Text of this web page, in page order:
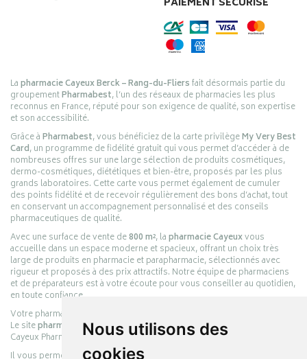
Nous utilisons des
cookies
Lapharmacie Cayeux Berck – Rang-du-Fliersfait désormais partie du
groupementPharmabest, l’un des réseaux de pharmacies les plus
reconnus en France, réputé pour son exigence de qualité, son expertise
et son accessibilité.
Grâce àPharmabest, vous bénéficiez de la carte privilègeMy Very Best
Card, un programme de fidélité gratuit qui vous permet d’accéder à de
nombreuses offres sur une large sélection de produits cosmétiques,
dermo-cosmétiques, diététiques et bien-être, proposés par les plus
grands laboratoires. Cette carte vous permet également de cumuler
des points fidélité et de recevoir régulièrement des bons d’achat, tout
en conservant un accompagnement personnalisé et des conseils
pharmaceutiques de qualité.
Avec une surface de vente de800 m², lapharmacie Cayeuxvous
accueille dans un espace moderne et spacieux, offrant un choix très
large de produits en pharmacie et parapharmacie, sélectionnés avec
rigueur et proposés à des prix attractifs. Notre équipe de pharmaciens
et de préparateurs est à votre écoute pour vous conseiller au quotidien,
en toute confiance.
Votre pharmacie en ligne :
Le sitepharmacie-cayeux.frest le prolongement digital de la pharmacie
Cayeux Pharmabest Berck-sur-Mer – Rang-du-Fliers.